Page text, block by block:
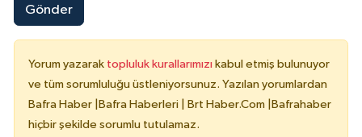
Gönder
Yorum yazarak topluluk kurallarımızı kabul etmiş bulunuyor
ve tüm sorumluluğu üstleniyorsunuz. Yazılan yorumlardan
Bafra Haber |Bafra Haberleri | Brt Haber.Com |Bafrahaber
hiçbir şekilde sorumlu tutulamaz.